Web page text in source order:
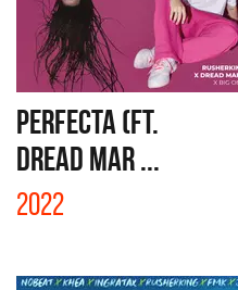
PERFECTA (FT.
DREAD MAR ...
2022